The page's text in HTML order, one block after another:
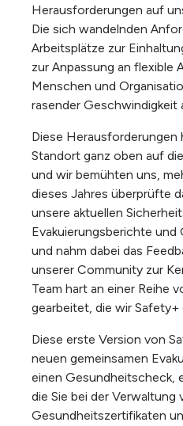
Herausforderungen auf
Die sich wandelnden
Arbeitsplätze zur
zur Anpassung an flexible
Menschen und
rasender Geschwindigkeit
Diese Herausforderungen
Standort ganz oben auf
und wir bemühten uns,
dieses Jahres überprüfte
unsere aktuellen
Evakuierungsberichte
und nahm dabei das
unserer Community zur
Team hart an einer Reihe
gearbeitet, die wir Safety+
Diese erste Version von
neuen gemeinsamen
einen Gesundheitscheck,
die Sie bei der Verwaltung
Gesundheitszertifikaten